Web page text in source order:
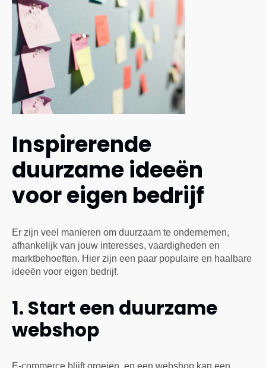
Inspirerende
duurzame ideeën
voor eigen bedrijf
Er zijn veel manieren om duurzaam te ondernemen,
afhankelijk van jouw interesses, vaardigheden en
marktbehoeften. Hier zijn een paar populaire en haalbare
ideeën voor eigen bedrijf.
1. Start een duurzame
webshop
E-commerce blijft groeien, en een webshop kan een